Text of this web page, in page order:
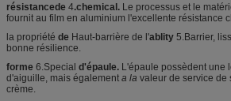
résistancede 4.chemical. Le processus et le
fournit au film en aluminium l'excellente résistance
la propriété de Haut-barrière de l'ablity 5.Barrier,
bonne résilience.
forme 6.Special d'épaule. L'épaule possèdent une
d'aiguille, mais également a la valeur de service de
crème.